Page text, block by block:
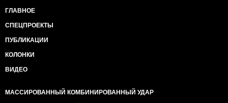
ГЛАВНОЕ
СПЕЦПРОЕКТЫ
ПУБЛИКАЦИИ
КОЛОНКИ
ВИДЕО
МАССИРОВАННЫЙ КОМБИНИРОВАННЫЙ УДАР